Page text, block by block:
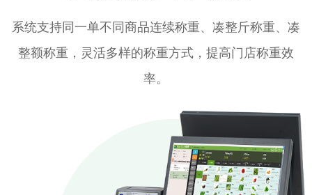
系统支持同一单不同商品连续称重、凑整斤称重、凑
整额称重，灵活多样的称重方式，提高门店称重效
率。